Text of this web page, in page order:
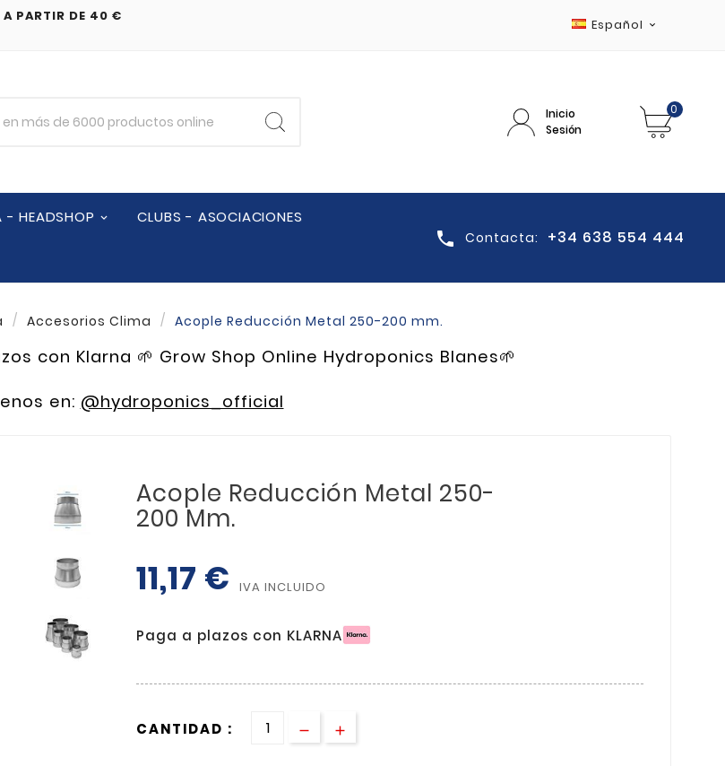
A PARTIR DE 40 €
Español 
Inicio
Sesión
0
- HEADSHOP CLUBS - ASOCIACIONES
 Contacta: +34 638 554 444
Accesorios Clima Acople Reducción Metal 250-200 mm.
con Klarna 🌱 Grow Shop Online Hydroponics Blanes🌱
en: @hydroponics_official
Acople Reducción Metal 250-
200 Mm.
11,17 € IVA INCLUIDO
Paga a plazos con KLARNA
CANTIDAD :